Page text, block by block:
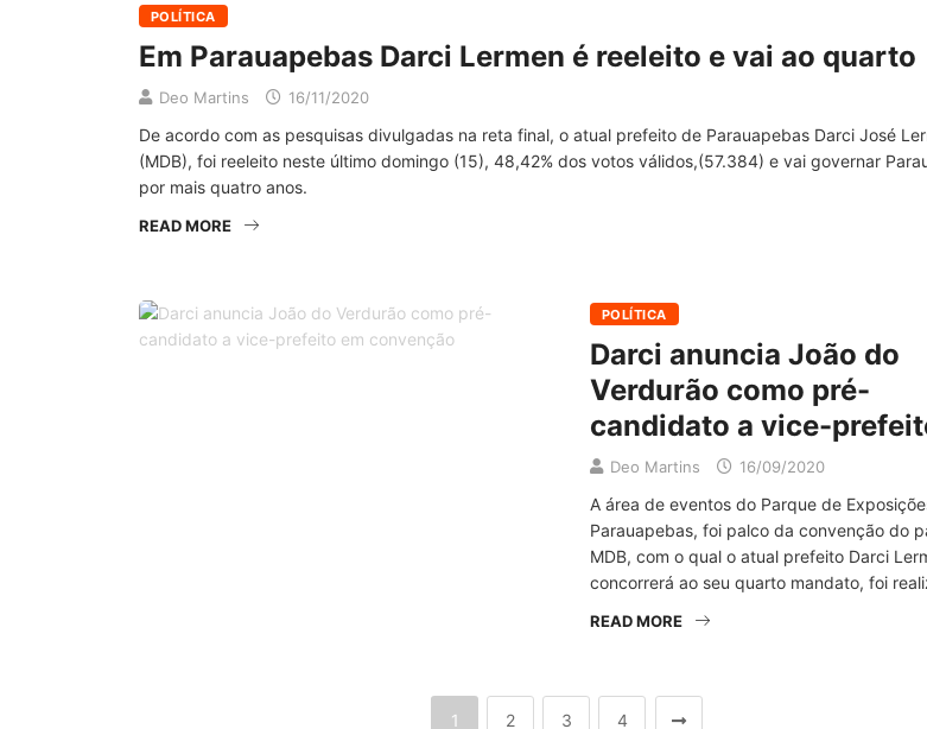
POLÍTICA
Em Parauapebas Darci Lermen é reeleito e vai ao quarto
Deo Martins 16/11/2020
De acordo com as pesquisas divulgadas na reta final, o atual prefeito de Parauapebas Darci José
(MDB), foi reeleito neste último domingo (15), 48,42% dos votos válidos,(57.384) e vai governar
por mais quatro anos.
READ MORE
POLÍTICA
Darci anuncia João do
Verdurão como pré-
candidato a vice-
Deo Martins 16/09/2020
A área de eventos do Parque de
Parauapebas, foi palco da convenção do
MDB, com o qual o atual prefeito Darci
concorrerá ao seu quarto mandato, foi
READ MORE
1 2 3 4